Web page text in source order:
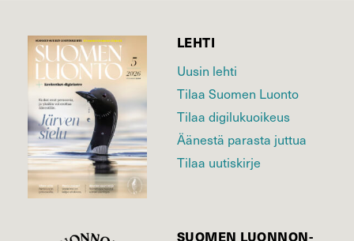
LEHTI
Uusin lehti
Tilaa Suomen Luonto
Tilaa digilukuoikeus
Äänestä parasta juttua
Tilaa uutiskirje
SUOMEN LUONNON­